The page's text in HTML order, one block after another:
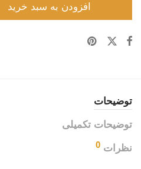
افزودن به سبد خرید
توضیحات
توضیحات تکمیلی
نظرات 0